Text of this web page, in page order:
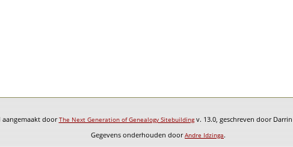
aangemaakt doorThe Next Generation of Genealogy Sitebuildingv. 13.0, geschreven door
Gegevens onderhouden doorAndre Idzinga.